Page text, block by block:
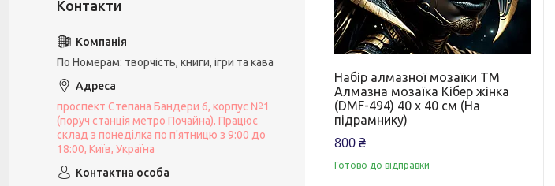
Набір алмазної мозаїки ТМ
Алмазна мозаїка Кібер жінка
(DMF-494) 40 х 40 см (На
підрамнику)
800 ₴
Готово до відправки
По Номерам: творчість, книги, ігри та кава
проспект Степана Бандери 6, корпус №1
(поруч станція метро Почайна). Працює
склад з понеділка по п'ятницю з 9:00 до
18:00, Київ, Україна